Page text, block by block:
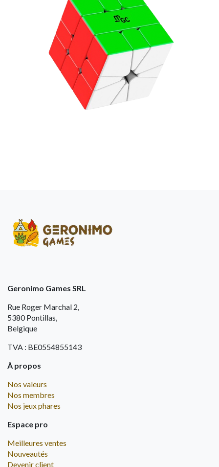
Geronimo Games SRL
Rue Roger Marchal 2,
5380 Pontillas,
Belgique
TVA : BE0554855143
À propos
Nos valeurs
Nos membres
Nos jeux phares
Espace pro
Meilleures ventes
Nouveautés
Devenir client